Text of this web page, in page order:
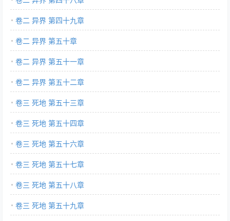
卷二 异界 第四十九章
卷二 异界 第五十章
卷二 异界 第五十一章
卷二 异界 第五十二章
卷三 死地 第五十三章
卷三 死地 第五十四章
卷三 死地 第五十六章
卷三 死地 第五十七章
卷三 死地 第五十八章
卷三 死地 第五十九章